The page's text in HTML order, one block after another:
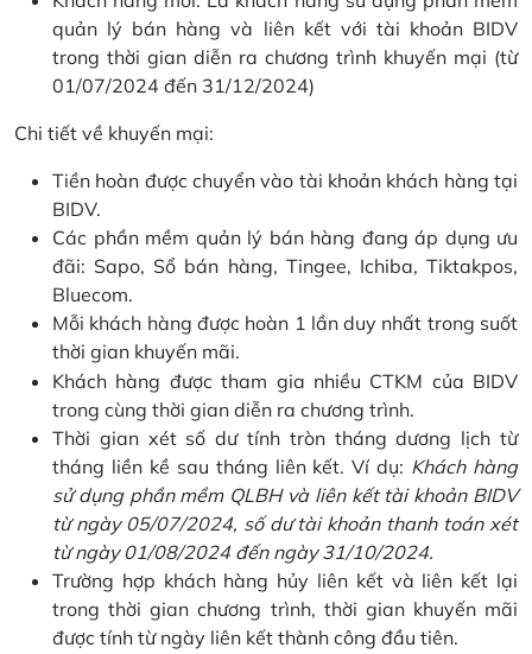
quản lý bán hàng và liên kết với tài khoản BIDV
trong thời gian diễn ra chương trình khuyến mại (từ
01/07/2024 đến 31/12/2024)
Chi tiết về khuyến mại:
Tiền hoàn được chuyển vào tài khoản khách hàng tại
BIDV.
Các phần mềm quản lý bán hàng đang áp dụng ưu
đãi: Sapo, Sổ bán hàng, Tingee, Ichiba, Tiktakpos,
Bluecom.
Mỗi khách hàng được hoàn 1 lần duy nhất trong suốt
thời gian khuyến mãi.
Khách hàng được tham gia nhiều CTKM của BIDV
trong cùng thời gian diễn ra chương trình.
Thời gian xét số dư tính tròn tháng dương lịch từ
tháng liền kề sau tháng liên kết. Ví dụ: Khách hàng
sử dụng phần mềm QLBH và liên kết tài khoản BIDV
từ ngày 05/07/2024, số dư tài khoản thanh toán xét
từ ngày 01/08/2024 đến ngày 31/10/2024.
Trường hợp khách hàng hủy liên kết và liên kết lại
trong thời gian chương trình, thời gian khuyến mãi
được tính từ ngày liên kết thành công đầu tiên.